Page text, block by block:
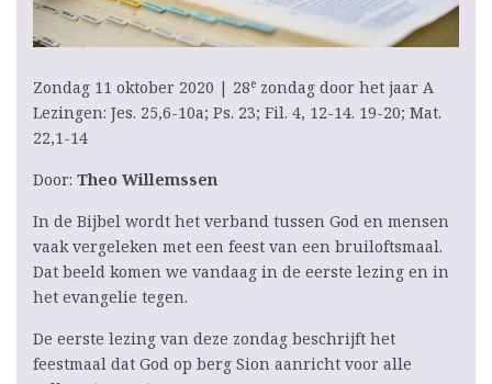
Zondag 11 oktober 2020 | 28e zondag door het jaar A
Lezingen: Jes. 25,6-10a; Ps. 23; Fil. 4, 12-14. 19-20; Mat.
22,1-14
Door: Theo Willemssen
In de Bijbel wordt het verband tussen God en mensen
vaak vergeleken met een feest van een bruiloftsmaal.
Dat beeld komen we vandaag in de eerste lezing en in
het evangelie tegen.
De eerste lezing van deze zondag beschrijft het
feestmaal dat God op berg Sion aanricht voor alle